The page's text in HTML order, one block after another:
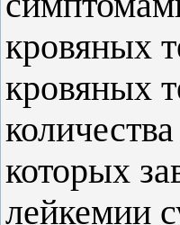
кровяных
кровяных
которых
лейкемии